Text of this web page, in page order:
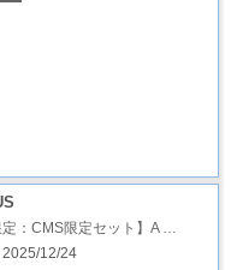
定：CMS限定セット】A …
12/24